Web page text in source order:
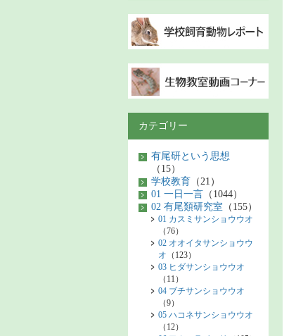
カテゴリー
有尾研という思想
（15）
学校教育 （21）
01 一日一言 （1044）
02 有尾類研究室 （155）
01 カスミサンショウウオ
（76）
02 オオイタサンショウウ
オ （123）
03 ヒダサンショウウオ
（11）
04 ブチサンショウウオ
（9）
05 ハコネサンショウウオ
（12）